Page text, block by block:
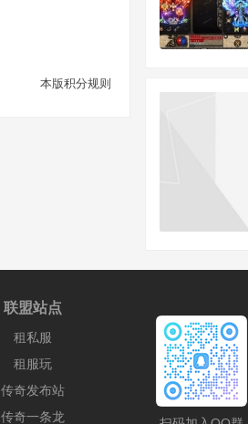
本版积分规则
联盟站点
租私服
租服玩
传奇发布站
传奇一条龙